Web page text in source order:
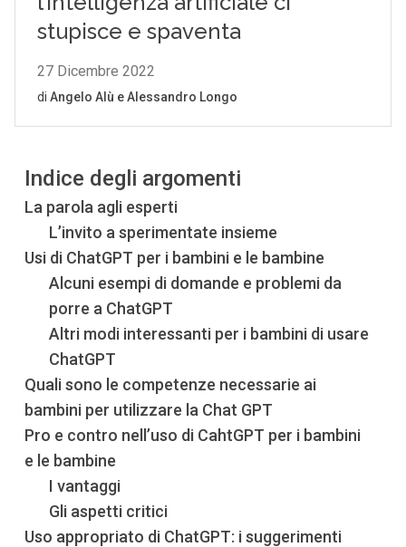
Indice degli argomenti
La parola agli esperti
L’invito a sperimentate insieme
Usi di ChatGPT per i bambini e le bambine
Alcuni esempi di domande e problemi da
porre a ChatGPT
Altri modi interessanti per i bambini di usare
ChatGPT
Quali sono le competenze necessarie ai
bambini per utilizzare la Chat GPT
Pro e contro nell’uso di CahtGPT per i bambini
e le bambine
I vantaggi
Gli aspetti critici
Uso appropriato di ChatGPT: i suggerimenti